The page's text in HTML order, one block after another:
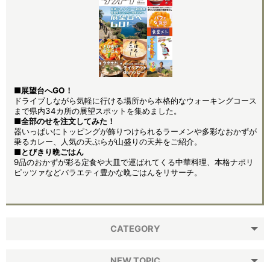
■展望台へGO！
ドライブしながら気軽に行ける場所から本格的なウォーキングコース
まで県内34カ所の展望スポットを集めました。
■全部のせを注文してみた！
器いっぱいにトッピングが飾りつけられるラーメンや多彩なおかずが
乗るカレー、人気の天ぷらが山盛りの天丼をご紹介。
■とびきり晩ごはん
9品のおかずが彩る定食や大皿で運ばれてくる中華料理、本格ナポリ
ピッツァなどバラエティ豊かな晩ごはんをリサーチ。
CATEGORY